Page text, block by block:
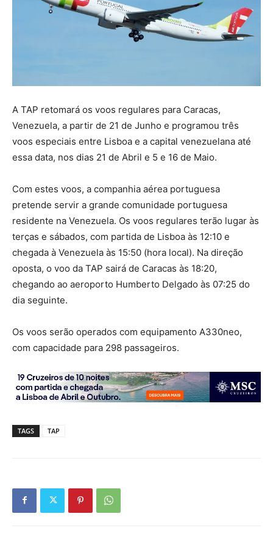
A TAP retomará os voos regulares para Caracas,
Venezuela, a partir de 21 de Junho e programou três
voos especiais entre Lisboa e a capital venezuelana até
essa data, nos dias 21 de Abril e 5 e 16 de Maio.
Com estes voos, a companhia aérea portuguesa
pretende servir a grande comunidade portuguesa
residente na Venezuela. Os voos regulares terão lugar às
terças e sábados, com partida de Lisboa às 12:10 e
chegada à Venezuela às 15:50 (hora local). Na direção
oposta, o voo da TAP sairá de Caracas às 18:20,
chegando ao aeroporto Humberto Delgado às 07:25 do
dia seguinte.
Os voos serão operados com equipamento A330neo,
com capacidade para 298 passageiros.
TAGS TAP